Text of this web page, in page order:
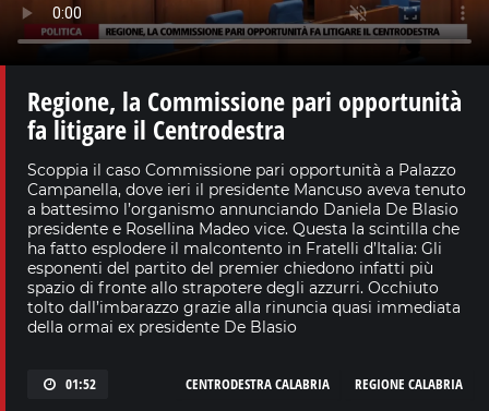
Regione, la Commissione pari opportunità
fa litigare il Centrodestra
Scoppia il caso Commissione pari opportunità a Palazzo
Campanella, dove ieri il presidente Mancuso aveva tenuto
a battesimo l’organismo annunciando Daniela De Blasio
presidente e Rosellina Madeo vice. Questa la scintilla che
ha fatto esplodere il malcontento in Fratelli d’Italia: Gli
esponenti del partito del premier chiedono infatti più
spazio di fronte allo strapotere degli azzurri. Occhiuto
tolto dall’imbarazzo grazie alla rinuncia quasi immediata
della ormai ex presidente De Blasio
01:52 REGIONE CALABRIA
CENTRODESTRA CALABRIA